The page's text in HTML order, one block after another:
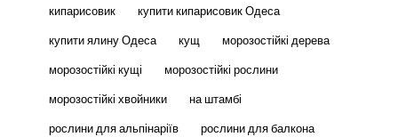
кипарисовик
купити кипарисовик Одеса
купити ялину Одеса
кущ
морозостійкі дерева
морозостійкі кущі
морозостійкі рослини
морозостійкі хвойники
на штамбі
рослини для альпінаріїв
рослини для балкона